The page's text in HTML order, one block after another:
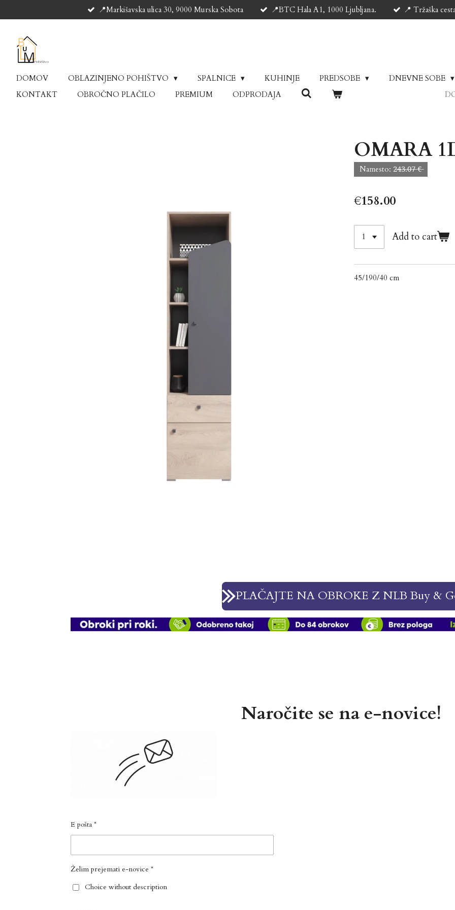
to
content
📍Markišavska ulica 30, 9000 Murska Sobota 📍BTC Hala A1, 1000 Ljubljana. 📍 Tržaška
DOMOV OBLAZINJENO POHIŠTVO SPALNICE KUHINJE PREDSOBE
DNEVNE SOBE
KONTAKT
OBROČNO PLAČILO PREMIUM ODPRODAJA
OMARA
Namesto: 2̶4̶3̶.̶0̶7̶ €̶
€158.00
Add to cart
45/190/40 cm
PLAČAJTE NA OBROKE Z NLB Buy &
Naročite se na e-novice!
E pošta *
Želim prejemati e-novice *
Choice without description